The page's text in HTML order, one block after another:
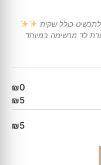
כולל שקית
לד מרשימה במיוחד
₪0
₪5
₪5